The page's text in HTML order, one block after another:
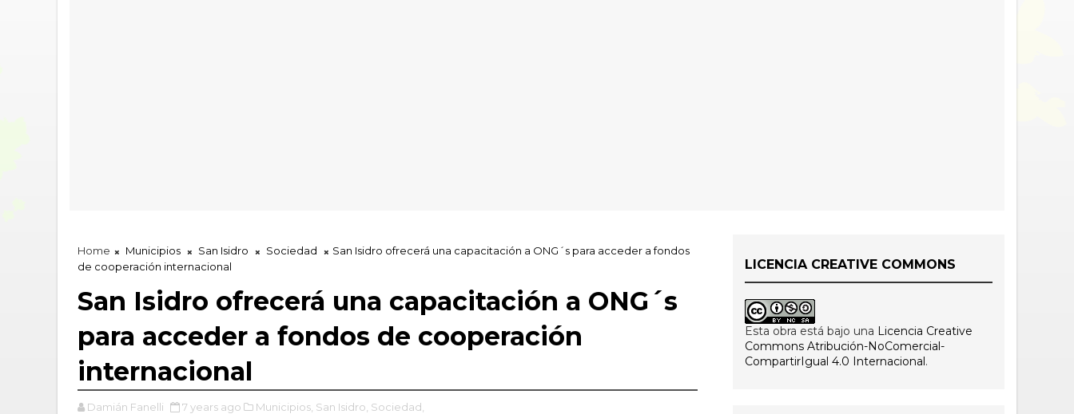
Home Municipios San Isidro Sociedad
San Isidro ofrecerá una capacitación a ONG´s para acceder a fondos
de cooperación internacional
San Isidro ofrecerá una capacitación a ONG´s
para acceder a fondos de cooperación
internacional
Damián Fanelli 7 years ago Municipios, San Isidro, Sociedad,
LICENCIA CREATIVE COMMONS
Esta obra está bajo una Licencia Creative
Commons Atribución-NoComercial-
CompartirIgual 4.0 Internacional.